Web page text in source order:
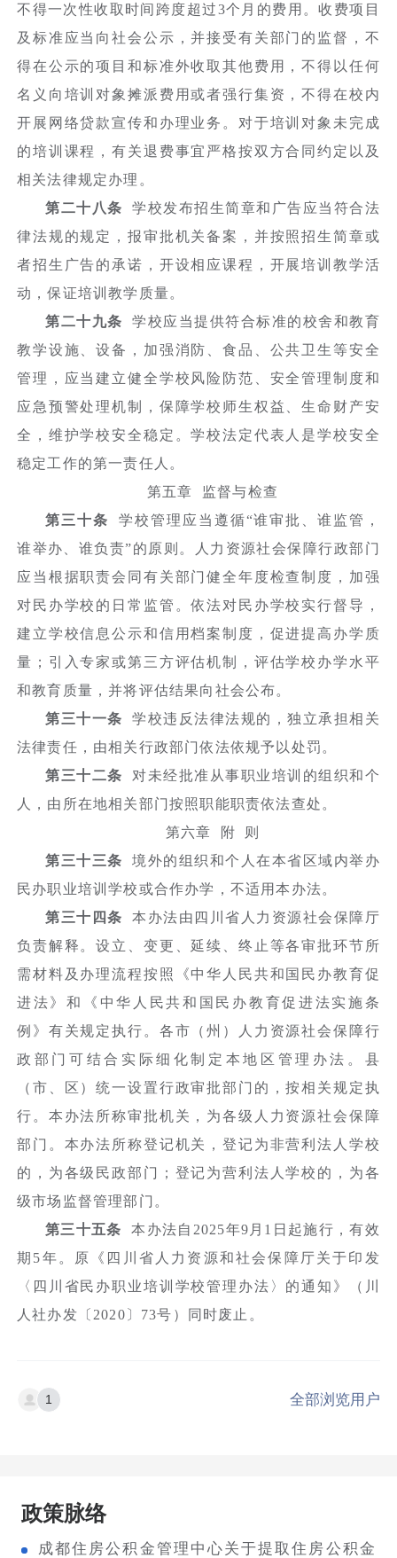
不得一次性收取时间跨度超过3个月的费用。收费项目
及标准应当向社会公示，并接受有关部门的监督，不
得在公示的项目和标准外收取其他费用，不得以任何
名义向培训对象摊派费用或者强行集资，不得在校内
开展网络贷款宣传和办理业务。对于培训对象未完成
的培训课程，有关退费事宜严格按双方合同约定以及
相关法律规定办理。
第二十八条学校发布招生简章和广告应当符合法
律法规的规定，报审批机关备案，并按照招生简章或
者招生广告的承诺，开设相应课程，开展培训教学活
动，保证培训教学质量。
第二十九条学校应当提供符合标准的校舍和教育
教学设施、设备，加强消防、食品、公共卫生等安全
管理，应当建立健全学校风险防范、安全管理制度和
应急预警处理机制，保障学校师生权益、生命财产安
全，维护学校安全稳定。学校法定代表人是学校安全
稳定工作的第一责任人。
第五章 监督与检查
第三十条学校管理应当遵循“谁审批、谁监管，
谁举办、谁负责”的原则。人力资源社会保障行政部门
应当根据职责会同有关部门健全年度检查制度，加强
对民办学校的日常监管。依法对民办学校实行督导，
建立学校信息公示和信用档案制度，促进提高办学质
量；引入专家或第三方评估机制，评估学校办学水平
和教育质量，并将评估结果向社会公布。
第三十一条学校违反法律法规的，独立承担相关
法律责任，由相关行政部门依法依规予以处罚。
第三十二条 对未经批准从事职业培训的组织和个
人，由所在地相关部门按照职能职责依法查处。
第六章 附 则
第三十三条境外的组织和个人在本省区域内举办
民办职业培训学校或合作办学，不适用本办法。
第三十四条本办法由四川省人力资源社会保障厅
负责解释。设立、变更、延续、终止等各审批环节所
需材料及办理流程按照《中华人民共和国民办教育促
进法》和《中华人民共和国民办教育促进法实施条
例》有关规定执行。各市（州）人力资源社会保障行
政部门可结合实际细化制定本地区管理办法。县
（市、区）统一设置行政审批部门的，按相关规定执
行。本办法所称审批机关，为各级人力资源社会保障
部门。本办法所称登记机关，登记为非营利法人学校
的，为各级民政部门；登记为营利法人学校的，为各
级市场监督管理部门。
第三十五条本办法自2025年9月1日起施行，有效
期5年。原《四川省人力资源和社会保障厅关于印发
〈四川省民办职业培训学校管理办法〉的通知》（川
人社办发〔2020〕73号）同时废止。
1 全部浏览用户
政策脉络
成都住房公积金管理中心关于提取住房公积金